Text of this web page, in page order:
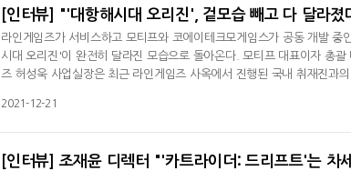
[인터뷰] "'대항해시대 오리진', 겉모습 빼고 다 달라졌
라인게임즈가 서비스하고 모티프와 코에이테크모게임스가 공동 개발
시대 오리진'이 완전히 달라진 모습으로 돌아온다. 모티프 대표이자 총
즈 허성욱 사업실장은 최근 라인게임즈 사옥에서 진행된 국내 취재진과
했던 기존과 달리 2차 CBT 버전에서는 게임 내 획득 또는 이용자간 거래
2021-12-21
[인터뷰] 조재윤 디렉터 "'카트라이더: 드리프트'는 차